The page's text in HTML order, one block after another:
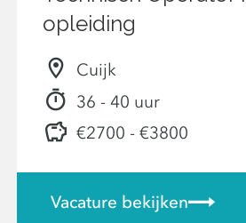
opleiding
Cuijk
36 - 40 uur
€2700 - €3800
Vacature bekijken